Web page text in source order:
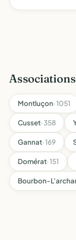
Montluçon· 1051
Cusset· 358
Gannat· 169
Domérat· 151
Bourbon-